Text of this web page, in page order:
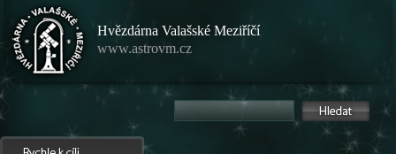
Hvězdárna Valašské Meziříčí
www.astrovm.cz